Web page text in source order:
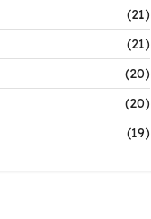
(21)
(21)
(20)
(20)
(19)